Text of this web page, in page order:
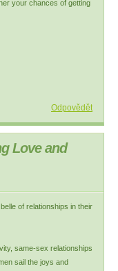
your chances of getting
Odpovědět
Love and
of relationships in their
same-sex relationships
sail the joys and